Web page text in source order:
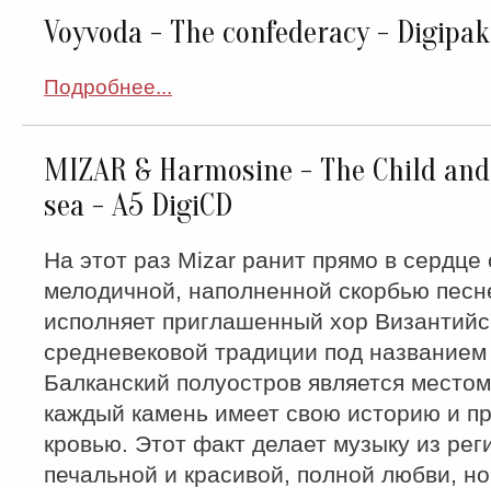
Voyvoda - The confederacy -
Подробнее...
MIZAR & Harmosine - The Child
sea - A5 DigiCD
На этот раз Mizar ранит прямо в сердце
мелодичной, наполненной скорбью
исполняет приглашенный хор
средневековой традиции под
Балканский полуостров является
каждый камень имеет свою историю и
кровью. Этот факт делает музыку из
печальной и красивой, полной любви,